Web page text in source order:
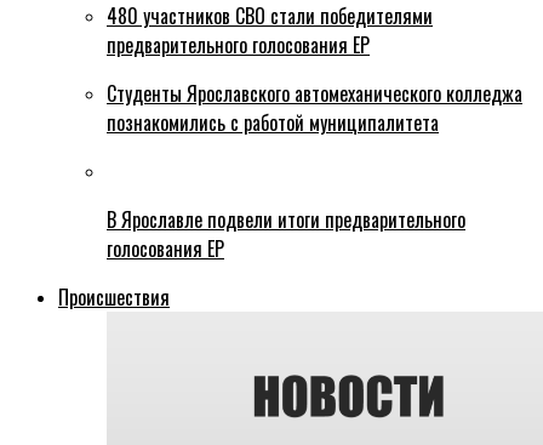
480 участников СВО стали победителями
предварительного голосования ЕР
Студенты Ярославского автомеханического колледжа
познакомились с работой муниципалитета
В Ярославле подвели итоги предварительного
голосования ЕР
Происшествия